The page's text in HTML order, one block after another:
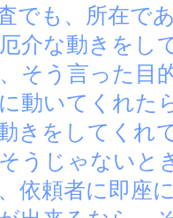
でも、所在で
介な動きを
そう言った目
動いてくれた
きをしてく
うじゃない
依頼者に即座